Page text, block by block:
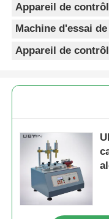
Appareil de
Machine d'essai
Appareil de